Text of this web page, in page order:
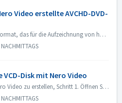
Video erstellte AVCHD-DVD-
AVCHD ist ein Aufnahmeformat, das für die Aufzeichnung von hochauflösenden Videos auf Medien wie beschreibbare DVD-Medien, Festplatten und Speicherkarten en...
VCD-Disk mit Nero Video
Um eine VCD-Disk mit Nero Video zu erstellen, Schritt 1. Öffnen Sie Nero Video. Schritt 2. Ziehen Sie eine Videodatei auf Nero Video Home, Nero Video öffnet...